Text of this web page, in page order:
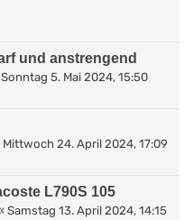
und anstrengend
Sonntag 5. Mai 2024, 15:50
Mittwoch 24. April 2024, 17:09
L790S 105
Samstag 13. April 2024, 14:15